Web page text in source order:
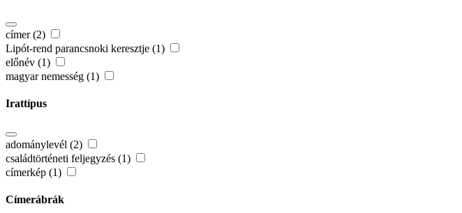
címer (2)
Lipót-rend parancsnoki keresztje (1)
előnév (1)
magyar nemesség (1)
Irattípus
adománylevél (2)
családtörténeti feljegyzés (1)
címerkép (1)
Címerábrák